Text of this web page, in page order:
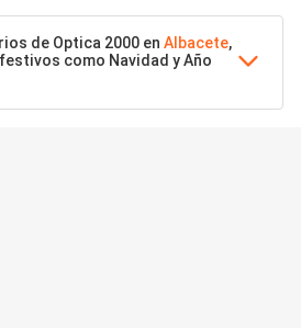
de Optica 2000 en Albacete,
como Navidad y Año